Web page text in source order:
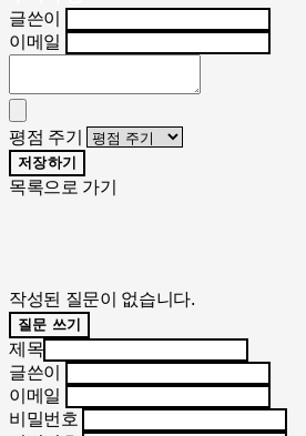
글쓴이
이메일
평점 주기
저장하기
목록으로 가기
작성된 질문이 없습니다.
질문 쓰기
제목
글쓴이
이메일
비밀번호